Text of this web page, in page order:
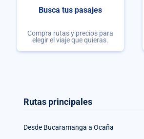
Busca tus pasajes
Compra rutas y precios para
elegir el viaje que quieras.
Rutas principales
Desde Bucaramanga a Ocaña